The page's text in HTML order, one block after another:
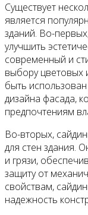
Существует
является
зданий. Во-
улучшить
современный и
выбору цветовых
быть
дизайна фасада,
предпочтениям
Во-вторых,
для стен здания.
и грязи,
защиту от
свойствам,
надежность